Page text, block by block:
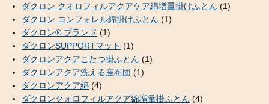
ダクロン クオロフィルアクアケア綿増量掛けふとん (1)
ダクロン コンフォレル綿掛けふとん (1)
ダクロン® ブランド (1)
ダクロンSUPPORTマット (1)
ダクロンアクアこたつ掛ふとん (1)
ダクロンアクア洗える座布団 (1)
ダクロンアクア綿 (4)
ダクロンクォロフィルアクア綿増量掛ふとん (4)